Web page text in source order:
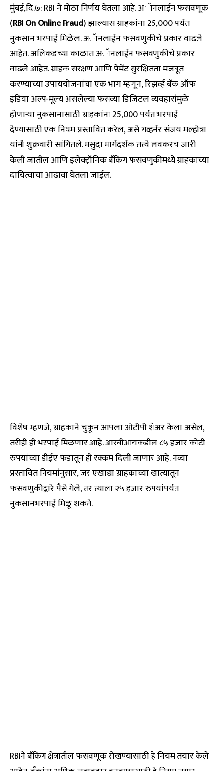
मुंबई,दि.७: RBI ने मोठा निर्णय घेतला आहे. अॅानलाईन फसवणूक
(RBI On Online Fraud) झाल्यास ग्राहकांना ₹25,000 पर्यंत
नुकसान भरपाई मिळेल. अॅानलाईन फसवणुकीचे प्रकार वाढले
आहेत. अलिकडच्या काळात अॅानलाईन फसवणुकीचे प्रकार
वाढले आहेत. ग्राहक संरक्षण आणि पेमेंट सुरक्षितता मजबूत
करण्याच्या उपाययोजनांचा एक भाग म्हणून, रिझर्व्ह बँक ऑफ
इंडिया अल्प-मूल्य असलेल्या फसव्या डिजिटल व्यवहारांमुळे
होणाऱ्या नुकसानासाठी ग्राहकांना ₹25,000 पर्यंत भरपाई
देण्यासाठी एक नियम प्रस्तावित करेल, असे गव्हर्नर संजय मल्होत्रा
यांनी शुक्रवारी सांगितले. मसुदा मार्गदर्शक तत्त्वे लवकरच जारी
केली जातील आणि इलेक्ट्रॉनिक बँकिंग फसवणुकीमध्ये ग्राहकांच्या
दायित्वाचा आढावा घेतला जाईल.
विशेष म्हणजे, ग्राहकाने चुकून आपला ओटीपी शेअर केला असेल,
तरीही ही भरपाई मिळणार आहे. आरबीआयकडील ८५ हजार कोटी
रुपयांच्या डीईए फंडातून ही रक्कम दिली जाणार आहे. नव्या
प्रस्तावित नियमांनुसार, जर एखाद्या ग्राहकाच्या खात्यातून
फसवणुकीद्वारे पैसे गेले, तर त्याला २५ हजार रुपयांपर्यंत
नुकसानभरपाई मिळू शकते.
RBIने बॅंकिंग क्षेत्रातील फसवणूक रोखण्यासाठी हे नियम तयार केले